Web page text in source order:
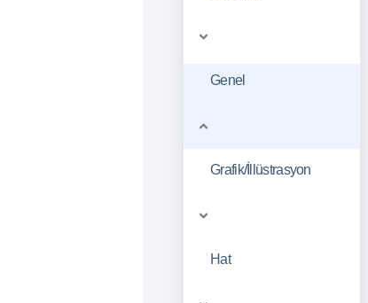
Genel
Grafik/İllüstrasyon
Hat